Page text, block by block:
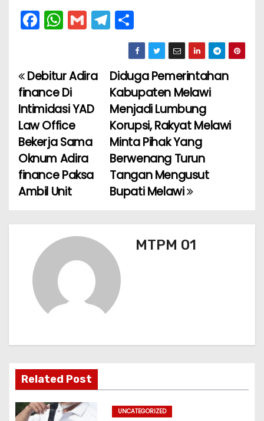
F
a
e
b
o
o
k
W
h
ts
A
p
p
G
m
l
T
el
gr
a
m
h
ar
e
N
a
v
i
g
s
Diduga Pemerintahan
Kabupaten Melawi
Menjadi Lumbung
Korupsi, Rakyat Melawi
Minta Pihak Yang
Berwenang Turun
Tangan Mengusut
Bupati Melawi
Debitur Adira
finance Di
Intimidasi YAD
Law Office
Bekerja Sama
Oknum Adira
finance Paksa
Ambil Unit
MTPM 01
Related Post
UNCATEGORIZED